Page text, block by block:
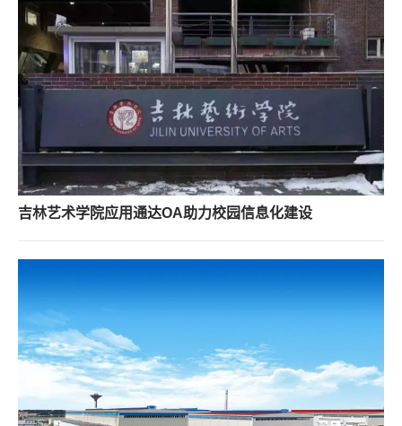
吉林艺术学院应用通达OA助力校园信息化建设